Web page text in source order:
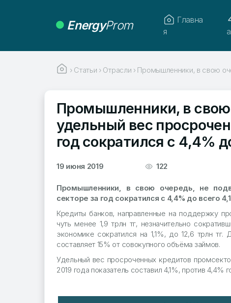
EnergyProm
Главна
я
a
› Статьи › Отрасли › Промышленники, в свою
Промышленники, в свою
удельный вес
год сократился с 4,4%
19 июня 2019 122
Промышленники, в свою очередь, не
секторе за год сократился с 4,4% до всего
Кредиты банков, направленные на поддержку
чуть менее 1,9 трлн тг, незначительно
экономике сократился на 1,1%, до 12,6 трлн
составляет 15% от совокупного объёма займов.
Удельный вес просроченных кредитов
2019 года показатель составил 4,1%, против 4,4%